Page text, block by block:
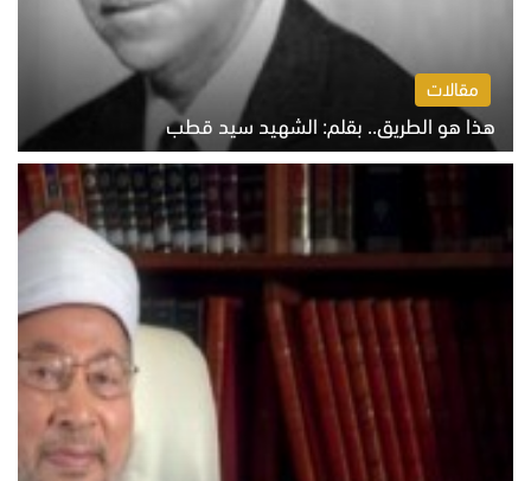
مقالات
هذا هو الطريق.. بقلم: الشهيد سيد قطب
الخميس 6 أغسطس 2026 10:52 ص